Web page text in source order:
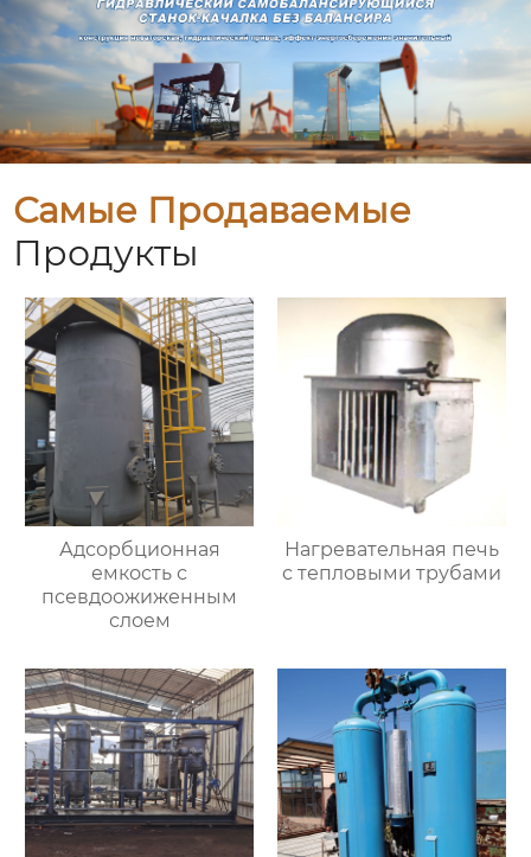
Самые Продаваемые
Продукты
Адсорбционная
емкость с
псевдоожиженным
слоем
Нагревательная печь
с тепловыми трубами